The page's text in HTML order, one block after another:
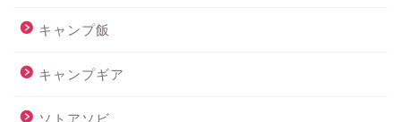
キャンプ飯
キャンプギア
ソトアソビ